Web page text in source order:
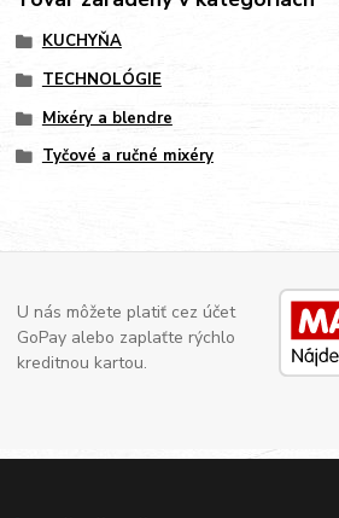
KUCHYŇA
TECHNOLÓGIE
Mixéry a blendre
Tyčové a ručné mixéry
U nás môžete platiť cez účet
GoPay alebo zaplaťte rýchlo
kreditnou kartou.